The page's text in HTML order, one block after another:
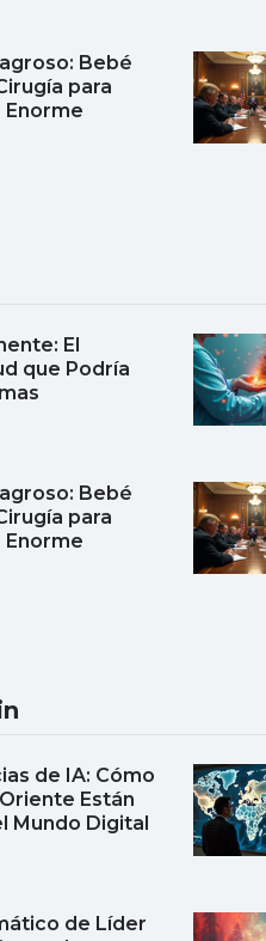
Bebé
para
El
que Podría
Bebé
para
de IA: Cómo
Están
Mundo Digital
de Líder